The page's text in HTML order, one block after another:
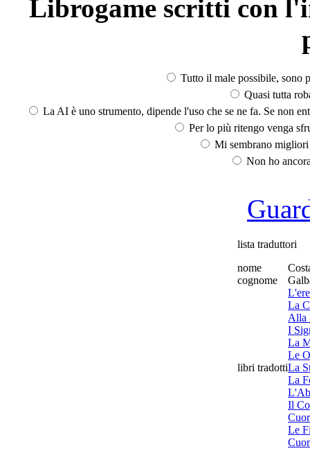
Librogame scritti con
Tutto il male possibile, sono
Quasi tutta
La AI è uno strumento, dipende l'uso che se ne fa. Se non
Per lo più ritengo venga
Mi sembrano
Non ho
lista traduttori
nome
cognome
libri tradotti
La
Alla
I
La
Le
La
La
Il
Le